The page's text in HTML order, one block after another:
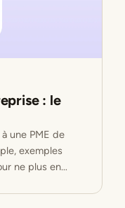
: le
une PME de
exemples
ne plus en